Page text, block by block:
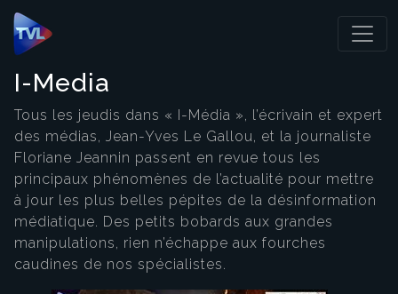
Panneau de gestion des cookies
I-Media
Tous les jeudis dans « I-Média », l’écrivain et expert
des médias, Jean-Yves Le Gallou, et la journaliste
Floriane Jeannin passent en revue tous les
principaux phénomènes de l’actualité pour mettre
à jour les plus belles pépites de la désinformation
médiatique. Des petits bobards aux grandes
manipulations, rien n’échappe aux fourches
caudines de nos spécialistes.